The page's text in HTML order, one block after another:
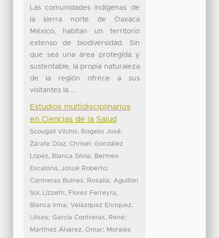
Las comunidades indígenas de
la sierra norte de Oaxaca
México, habitan un territorio
extenso de biodiversidad. Sin
que sea una área protegida y
sustentable, la propia naturaleza
de la región ofrece a sus
visitantes la ...
Estudios multidisciplinarios
en Ciencias de la Salud
Scougall Vilchis, Rogelio José;
Zárate Díaz, Chrisel ; González
López, Blanca Silvia; Bermeo
Escalona, Josué Roberto;
Contreras Bulnes, Rosalía; Aguillón
Sol, Lizzeth; Flores Ferreyra,
Blanca Irma; Velázquez Enríquez,
Ulises; García Contreras, René;
Martínez Álvarez, Omar; Morales